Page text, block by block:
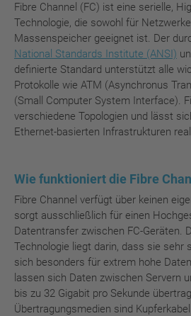
Fibre Channel (FC) ist eine serielle,
Technologie, die sowohl für
Massenspeicher geeignet ist. Der
National Standards Institute (ANSI)
definierte Standard unterstützt alle
Protokolle wie ATM (Asynchronus
(Small Computer System Interface).
verschiedene Topologien und lässt
Ethernet-basierten Infrastrukturen
Wie funktioniert die Fibre
Fibre Channel verfügt über keinen
sorgt ausschließlich für einen
Datentransfer zwischen FC-Geräten.
Technologie liegt darin, dass sie sehr
sich besonders für extrem hohe
lassen sich Daten zwischen Servern
bis zu 32 Gigabit pro Sekunde
Übertragungsmedien sind